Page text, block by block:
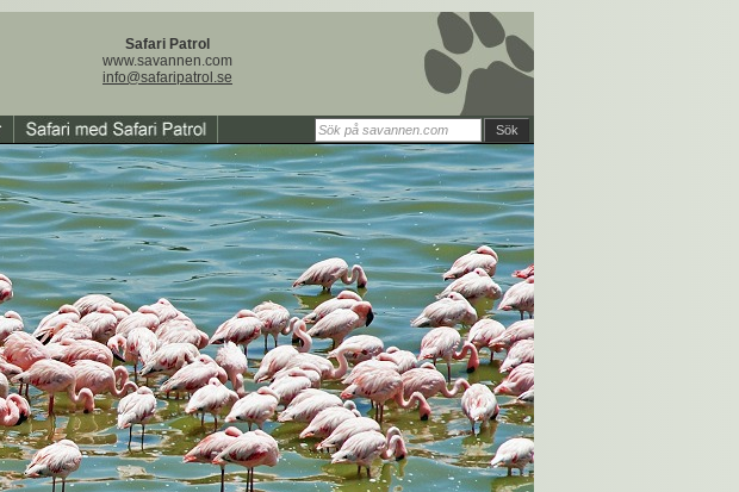
Safari Patrol
www.savannen.com
info@safaripatrol.se
Sök